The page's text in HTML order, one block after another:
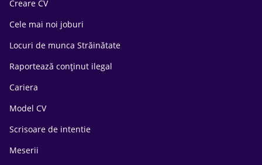
Creare CV
Cele mai noi joburi
Locuri de munca Străinătate
Raportează conținut ilegal
Cariera
Model CV
Scrisoare de intentie
Meserii